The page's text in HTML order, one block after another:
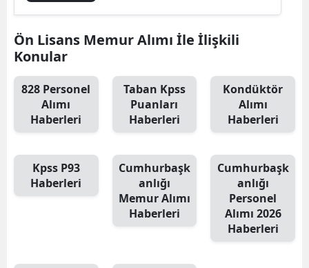
Ön Lisans Memur Alımı İle İlişkili
Konular
828 Personel
Alımı
Haberleri
Taban Kpss
Puanları
Haberleri
Kondüktör
Alımı
Haberleri
Kpss P93
Haberleri
Cumhurbaşk
anlığı
Memur Alımı
Haberleri
Cumhurbaşk
anlığı
Personel
Alımı 2026
Haberleri